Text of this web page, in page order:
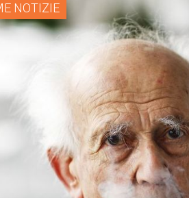
NOTIZIE